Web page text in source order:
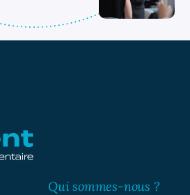
Qui sommes-nous ?